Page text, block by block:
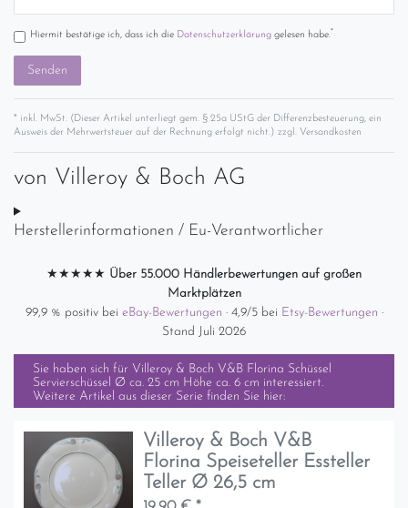
Hiermit bestätige ich, dass ich die Daten­schutz­erklärunggelesen habe.*
Senden
* inkl. MwSt. (Dieser Artikel unterliegt gem. § 25a UStG der Differenzbesteuerung, ein
Ausweis der Mehrwertsteuer auf der Rechnung erfolgt nicht.) zzgl. Versandkosten
von Villeroy & Boch AG
Herstellerinformationen / Eu-Verantwortlicher
★★★★★ Über 55.000 Händlerbewertungen auf großen
Marktplätzen
99,9 % positiv bei eBay-Bewertungen · 4,9/5 bei Etsy-Bewertungen ·
Stand Juli 2026
Sie haben sich für Villeroy & Boch V&B Florina Schüssel
Servierschüssel Ø ca. 25 cm Höhe ca. 6 cm interessiert.
Weitere Artikel aus dieser Serie finden Sie hier:
Villeroy & Boch V&B
Florina Speiseteller Essteller
Teller Ø 26,5 cm